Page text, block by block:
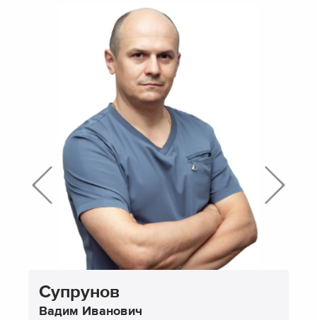
Супрунов
Вадим Иванович